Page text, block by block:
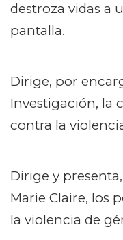
destroza vidas a
pantalla.
Dirige, por
Investigación, la
contra la
Dirige y
Marie Claire, los
la violencia de